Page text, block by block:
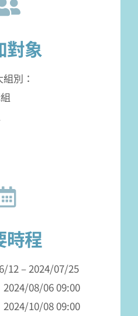
對象
別：
時程
– 2024/07/25
08/06 09:00
10/08 09:00